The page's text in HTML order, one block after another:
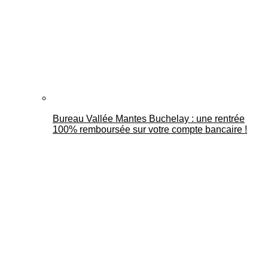
Bureau Vallée Mantes Buchelay : une rentrée
100% remboursée sur votre compte bancaire !